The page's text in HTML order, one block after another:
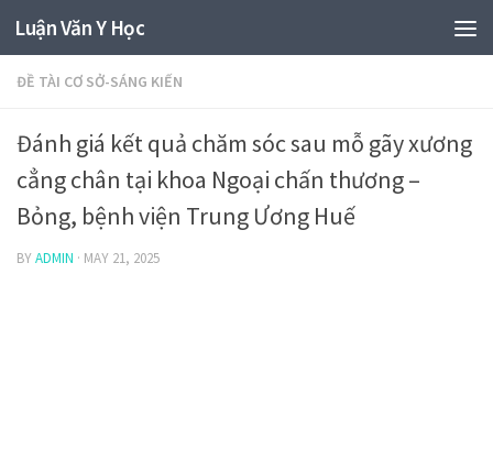
Luận Văn Y Học
ĐỀ TÀI CƠ SỞ-SÁNG KIẾN
Đánh giá kết quả chăm sóc sau mỗ gãy xương
cẳng chân tại khoa Ngoại chấn thương –
Bỏng, bệnh viện Trung Ương Huế
BYADMIN · MAY 21, 2025